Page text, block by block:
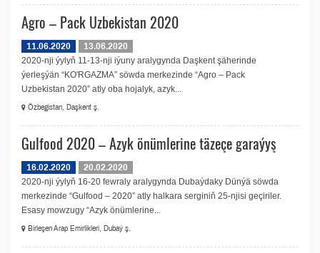
Agro – Pack Uzbekistan 2020
11.06.2020
13.06.2020
2020-nji ýylyň 11-13-nji iýuny aralygynda Daşkent şäherinde
ýerleşýän “KO'RGAZMA” söwda merkezinde “Agro – Pack
Uzbekistan 2020” atly oba hojalyk, azyk...
Özbegistan, Daşkent ş.
Gulfood 2020 – Azyk önümlerine täzeçe garaýyş
16.02.2020
20.02.2020
2020-nji ýylyň 16-20 fewraly aralygynda Dubaýdaky Dünýä söwda
merkezinde “Gulfood – 2020” atly halkara serginiň 25-njisi geçiriler.
Esasy mowzugy “Azyk önümlerine...
Birleşen Arap Emirlikleri, Dubaý ş.